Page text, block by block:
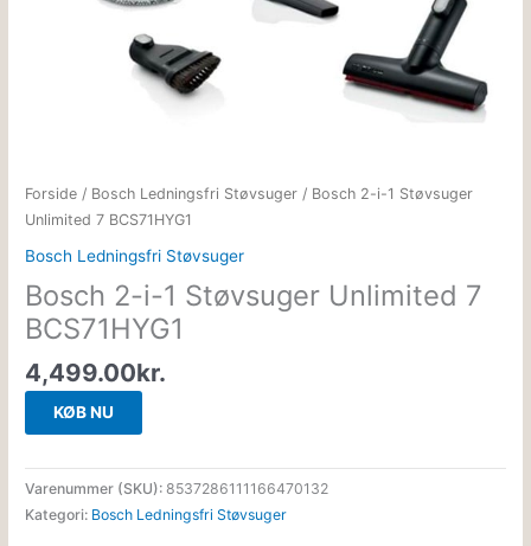
Forside / Bosch Ledningsfri Støvsuger / Bosch 2-i-1 Støvsuger
Unlimited 7 BCS71HYG1
Bosch Ledningsfri Støvsuger
Bosch 2-i-1 Støvsuger Unlimited 7
BCS71HYG1
4,499.00kr.
KØB NU
Varenummer (SKU):8537286111166470132
Kategori: Bosch Ledningsfri Støvsuger